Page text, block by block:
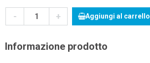
- + Aggiungi al carrello
Informazione prodotto